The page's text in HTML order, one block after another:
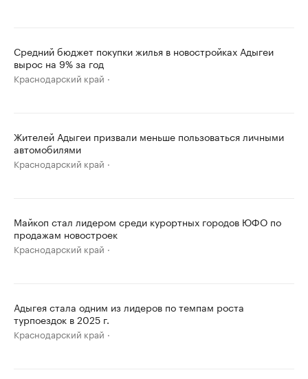
Средний бюджет покупки жилья в новостройках Адыгеи
вырос на 9% за год
Краснодарский край
Жителей Адыгеи призвали меньше пользоваться личными
автомобилями
Краснодарский край
Майкоп стал лидером среди курортных городов ЮФО по
продажам новостроек
Краснодарский край
Адыгея стала одним из лидеров по темпам роста
турпоездок в 2025 г.
Краснодарский край